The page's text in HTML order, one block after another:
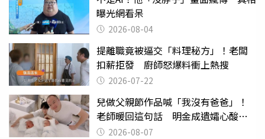
曝光網看呆
2026-08-04
提離職竟被逼交「料理秘方」！老闆
扣薪拒發 廚師怒爆料衝上熱搜
2026-07-22
兒做父親節作品喊「我沒有爸爸」！
老師暖回這句話 明金成遺孀心酸惹
淚 2026-08-07